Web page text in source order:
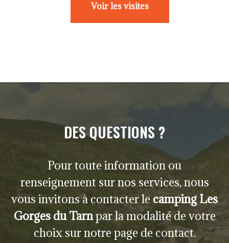
Voir les visites
DES QUESTIONS ?
Pour toute information ou
renseignement sur nos services, nous
vous invitons à contacter lecamping Les
Gorges du Tarnpar la modalité de votre
choix sur notre page de contact.